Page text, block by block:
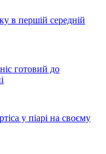
в першій середній
готовий до
у піарі на своєму